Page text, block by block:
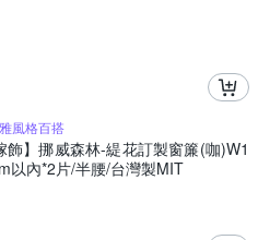
風格百搭
飾】挪威森林-緹花訂製窗簾(咖)W1
以內*2片/半腰/台灣製MIT